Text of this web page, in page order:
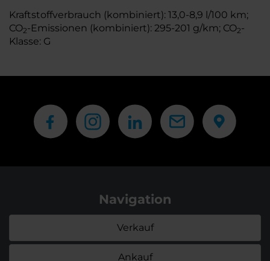
Kraftstoffverbrauch (kombiniert): 13,0-8,9 l/100 km;
CO2-Emissionen (kombiniert): 295-201 g/km; CO2-
Klasse: G
Navigation
Verkauf
Ankauf